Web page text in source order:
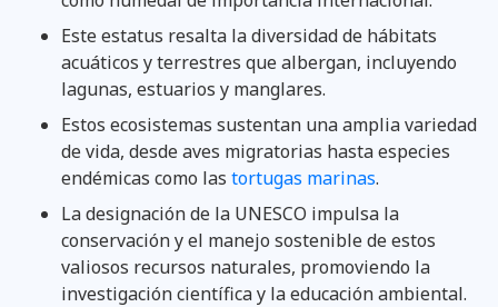
Este estatus resalta la diversidad de hábitats
acuáticos y terrestres que albergan, incluyendo
lagunas, estuarios y manglares.
Estos ecosistemas sustentan una amplia variedad
de vida, desde aves migratorias hasta especies
endémicas como las tortugas marinas.
La designación de la UNESCO impulsa la
conservación y el manejo sostenible de estos
valiosos recursos naturales, promoviendo la
investigación científica y la educación ambiental.